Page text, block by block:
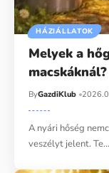
HÁZIÁLLATOK
Melyek a
macskáknál?
ByGazdiKlub
A nyári hőség
veszélyt jelent. Te…